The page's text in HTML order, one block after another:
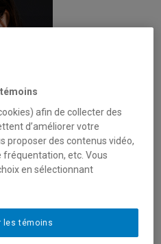
afin de collecter des
d’améliorer votre
proposer des contenus vidéo,
fréquentation, etc. Vous
en sélectionnant
les témoins